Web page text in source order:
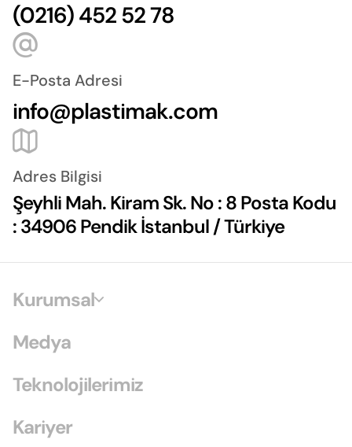
(0216) 452 52 78
E-Posta Adresi
info@plastimak.com
Adres Bilgisi
Şeyhli Mah. Kiram Sk. No : 8 Posta Kodu
: 34906 Pendik İstanbul / Türkiye
Kurumsal
Medya
Teknolojilerimiz
Kariyer